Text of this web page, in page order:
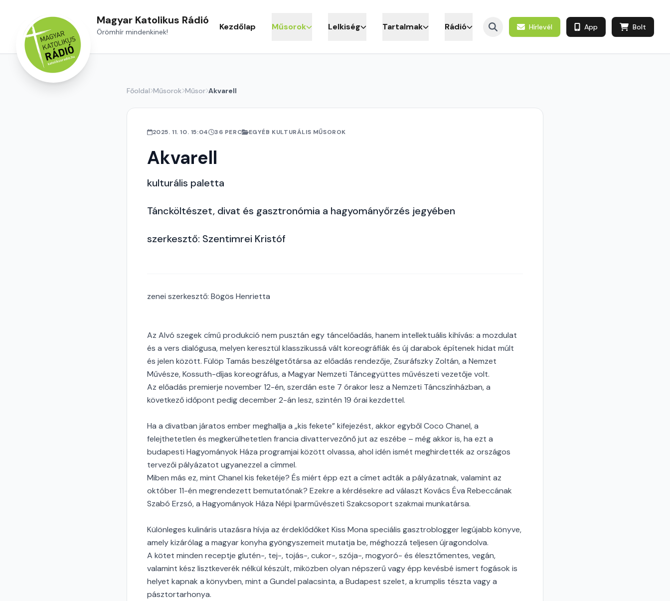
Magyar Katolikus Rádió
Örömhír mindenkinek! Kezdőlap Műsorok Lelkiség Tartalmak Rádió Hírlevél App Bolt
Főoldal Műsorok Műsor Akvarell
2025. 11. 10. 15:04 36 PERC EGYÉB KULTURÁLIS MŰSOROK
Akvarell
kulturális paletta
Táncköltészet, divat és gasztronómia a hagyományőrzés jegyében
szerkesztő: Szentimrei Kristóf
zenei szerkesztő: Bögös Henrietta
Az Alvó szegek című produkció nem pusztán egy táncelőadás, hanem intellektuális kihívás: a mozdulat
és a vers dialógusa, melyen keresztül klasszikussá vált koreográfiák és új darabok építenek hidat múlt
és jelen között. Fülöp Tamás beszélgetőtársa az előadás rendezője, Zsuráfszky Zoltán, a Nemzet
Művésze, Kossuth-díjas koreográfus, a Magyar Nemzeti Táncegyüttes művészeti vezetője volt.
Az előadás premierje november 12-én, szerdán este 7 órakor lesz a Nemzeti Táncszínházban, a
következő időpont pedig december 2-án lesz, szintén 19 órai kezdettel.
Ha a divatban járatos ember meghallja a „kis fekete” kifejezést, akkor egyből Coco Chanel, a
felejthetetlen és megkerülhetetlen francia divattervezőnő jut az eszébe – még akkor is, ha ezt a
budapesti Hagyományok Háza programjai között olvassa, ahol idén ismét meghirdették az országos
tervezői pályázatot ugyanezzel a címmel.
Miben más ez, mint Chanel kis feketéje? És miért épp ezt a címet adták a pályázatnak, valamint az
október 11-én megrendezett bemutatónak? Ezekre a kérdésekre ad választ Kovács Éva Rebeccának
Szabó Erzsó, a Hagyományok Háza Népi Iparművészeti Szakcsoport szakmai munkatársa.
Különleges kulináris utazásra hívja az érdeklődőket Kiss Mona speciális gasztroblogger legújabb könyve,
amely kizárólag a magyar konyha gyöngyszemeit mutatja be, méghozzá teljesen újragondolva.
A kötet minden receptje glutén-, tej-, tojás-, cukor-, szója-, mogyoró- és élesztőmentes, vegán,
valamint kész lisztkeverék nélkül készült, miközben olyan népszerű vagy épp kevésbé ismert fogások is
helyet kapnak a könyvben, mint a Gundel palacsinta, a Budapest szelet, a krumplis tészta vagy a
pásztortarhonya.